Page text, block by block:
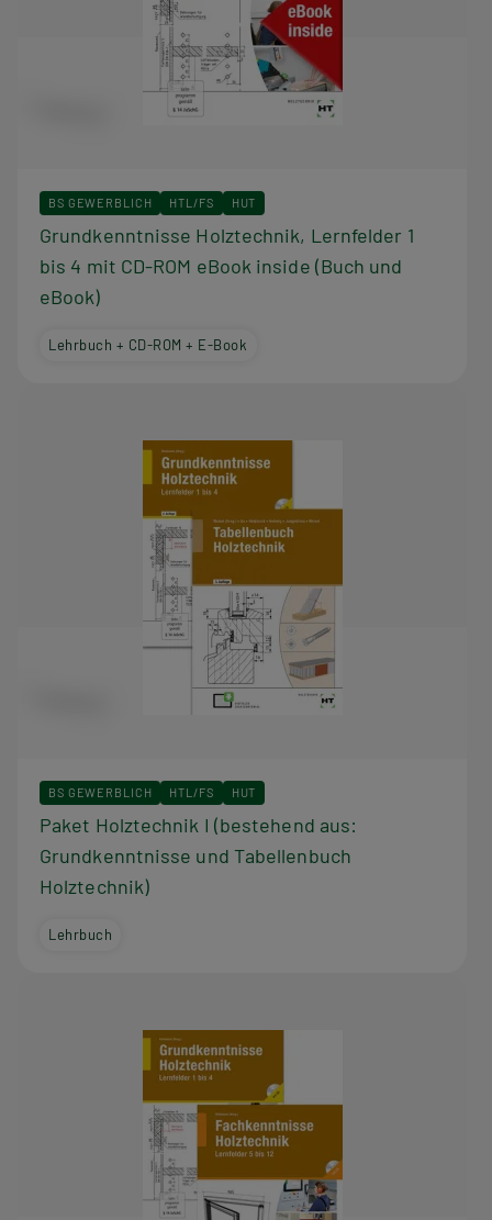
BS GEWERBLICH HTL/FS HUT
Grundkenntnisse Holztechnik, Lernfelder 1
bis 4 mit CD-ROM eBook inside (Buch und
eBook)
Lehrbuch + CD-ROM + E-Book
BS GEWERBLICH HTL/FS HUT
Paket Holztechnik I (bestehend aus:
Grundkenntnisse und Tabellenbuch
Holztechnik)
Lehrbuch